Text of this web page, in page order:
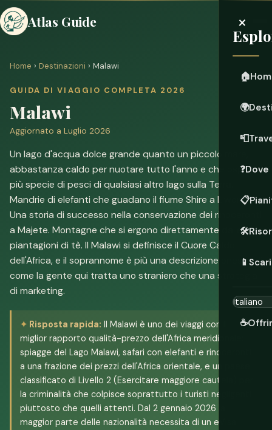
Atlas Guide ×
🏠
🌍
📮
❓Dove
📋
🛠️
📱
☕
Home › Destinazioni › Malawi
GUIDA DI VIAGGIO COMPLETA 2026
Malawi
Aggiornato a Luglio 2026
Un lago d'acqua dolce grande quanto un piccolo mare,
abbastanza caldo per nuotare tutto l'anno e che ospita
più specie di pesci di qualsiasi altro lago sulla Terra.
Mandrie di elefanti che guadano il fiume Shire a Liwonde.
Una storia di successo nella conservazione dei rinoceronti
a Majete. Montagne che si ergono direttamente dalle
piantagioni di tè. Il Malawi si definisce il Cuore Caldo
dell'Africa, e il soprannome è più una descrizione onesta di
come la gente qui tratta uno straniero che una strategia
di marketing.
Risposta rapida: Il Malawi è uno dei viaggi con il
miglior rapporto qualità-prezzo dell'Africa meridionale:
spiagge del Lago Malawi, safari con elefanti e rinoceronti
a una frazione dei prezzi dell'Africa orientale, e un paese
classificato di Livello 2 (Esercitare maggiore cautela) per
la criminalità che colpisce soprattutto i turisti negligenti
piuttosto che quelli attenti. Dal 2 gennaio 2026 la
maggior parte delle nazionalità necessita di un eVisa